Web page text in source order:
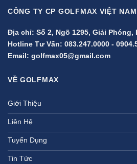
CÔNG TY CP GOLFMAX VIỆT NAM
Địa chỉ: Số 2, Ngõ 1295, Giải Phóng,
Hotline Tư Vấn: 083.247.0000 -
Email: golfmax05@gmail.com
VỀ GOLFMAX
Giới Thiệu
Liên Hệ
Tuyển Dụng
Tin Tức